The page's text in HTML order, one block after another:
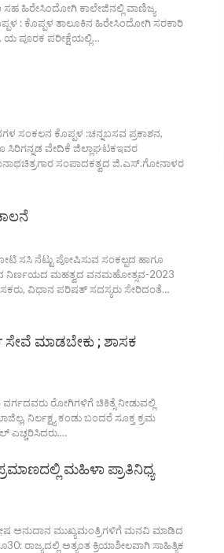
ಹಿರೇಸಿಂದೋಗಿ ಕಾಲೇಜಿನಲ್ಲಿ ವಾಣಿಜ್ಯ
: ಕೊಪ್ಪಳ ತಾಲೂಕಿನ ಹಿರೇಸಿಂದೋಗಿ ಸರಕಾರಿ
ಪೂರಕ ಪರೀಕ್ಷೆಯಲ್ಲಿ…
ಕೊಪ್ಪಳ :ಚನ್ನಬಸವ ಪ್ರಕಾಶನ,
ಸಿರಿಗನ್ನಡ ವೇದಿಕೆ ಜಿಲ್ಲಾಘಟಕಇವರ
ಸಂಪಾದಕತ್ವದ ಜಿ.ಎಸ್.ಗೋನಾಳರ
ಸಸಿ ನೆಟ್ಟು ಪೋಷಿಸುವ ಸಂಕಲ್ಪದ ಹಾಗೂ
ನಿರ್ಣಯದ ಮಹತ್ವದ ವನಮಹೋತ್ಸವ-2023
ವಿಧಾನ ಪರಿಷತ್ ಸದಸ್ಯರು ಸೇರಿದಂತೆ…
ಮಾಡಬೇಕು ; ಶಾಸಕ
ವರ್ಗದವರು ರೋಗಿಗಳಿಗೆ ಚಿಕಿತ್ಸೆ ನೀಡುವಲ್ಲಿ
ನಿರ್ಲಕ್ಷ್ಯ ಕಂಡು ಬಂದರೆ ಸೂಕ್ತ ಕ್ರಮ
ಎಚ್ಚರಿಸಿದರು.…
ಮಹಿಳಾ ಪ್ರಾತಿನಿಧ್ಯ
ಅನುದಾನ ಮುಖ್ಯಮಂತ್ರಿಗಳಿಗೆ ಮನವಿ ಮಾಡಿದ
ಅತ್ಯಂತ ಕ್ರಿಯಾಶೀಲವಾಗಿ ಸಾಹಿತ್ಯಿಕ